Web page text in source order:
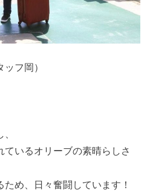
フ岡）
いるオリーブの素晴らしさ
め、日々奮闘しています！